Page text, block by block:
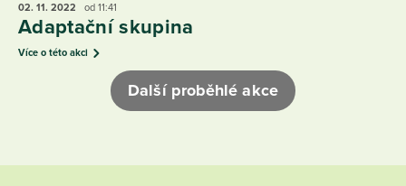
02. 11. 2022 od 11:41
Adaptační skupina
Více o této akci
Další proběhlé akce